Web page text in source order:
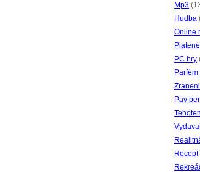
Mp3
Hudba
Online
PC hry
Parfém
Pay
Recept